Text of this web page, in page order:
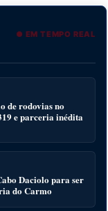
● EM TEMPO REAL
de rodovias no
e parceria inédita
Daciolo para ser
do Carmo